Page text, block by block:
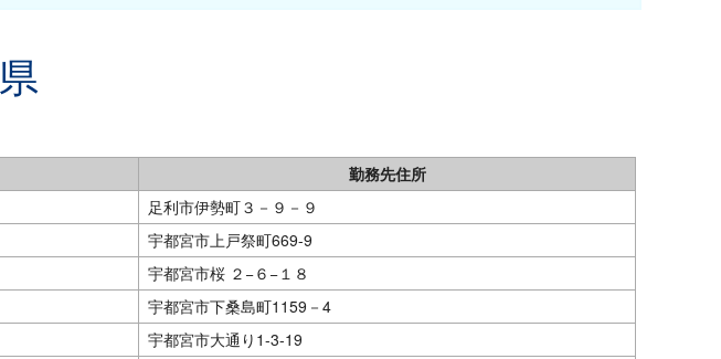
勤務先住所
足利市伊勢町３－９－９
宇都宮市上戸祭町669-9
宇都宮市桜 ２−６−１８
宇都宮市下桑島町1159－4
宇都宮市大通り1-3-19